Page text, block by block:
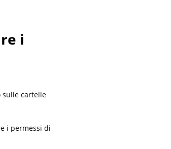
i
sulle cartelle
i permessi di